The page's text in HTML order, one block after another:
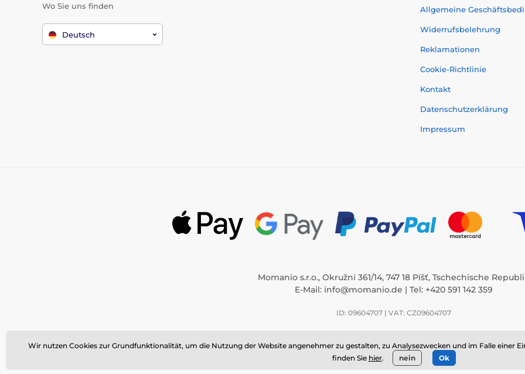
Wo Sie uns finden
Deutsch
Allgemeine
Widerrufsbelehrung
Reklamationen
Cookie-Richtlinie
Kontakt
Datenschutzerklärung
Impressum
Momanio s.r.o., Okružní 361/14, 747 18 Píšť, Tschechische
E-Mail: info@momanio.de | Tel: +420 591 142 359
ID: 09604707 | VAT: CZ09604707
Wir nutzen Cookies zur Grundfunktionalität, um die Nutzung der Website angenehmer zu gestalten, zu Analysezwecken und im Falle einer
finden Sie hier. nein Ok